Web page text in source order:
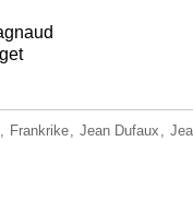
, Frankrike, Jean Dufaux ,